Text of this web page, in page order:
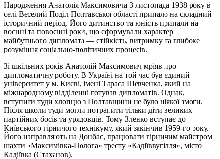
Народження Анатолія Максимовича 3 листопада 1938 року в
селі Веселий Поділ Полтавської області припало на складний
історичний період. Його дитинство та юність припали на
воєнні та повоєнні роки, що сформували характер
майбутнього дипломата — стійкість, витримку та глибоке
розуміння соціально-політичних процесів.
Зі шкільних років Анатолій Максимович мріяв про
дипломатичну роботу. В Україні на той час був єдиний
університет у м. Києві, імені Тараса Шевченка, який на
міжнародному відділенні готував дипломатів. Однак,
вступити туди хлопцю з Полтавщини не було ніякої змоги.
Після школи туди могли потрапити тільки діти великих
партійних босів та урядовців. Тому Зленко вступає до
Київського гірничого технікуму, який закінчив 1959-го року.
Його направляють на Донбас, працювати гірничим майстром
шахти «Максимівка-Полога» тресту «Кадіїввугілля», місто
Кадіївка (Стаханов).